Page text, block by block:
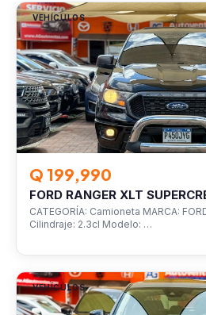
VEHÍCULOS
Q 199,990
FORD RANGER XLT
CATEGORÍA: Camioneta MARCA:
Cilindraje: 2.3cl Modelo: …
VEHÍCULOS